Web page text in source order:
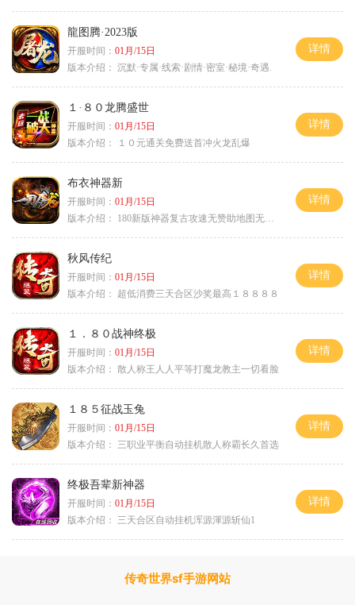
龍图腾·2023版
开服时间： 01月/15日
版本介绍： 沉默·专属·线索·剧情·密室·秘境·奇遇.
详情
１·８０龙腾盛世
开服时间： 01月/15日
版本介绍：
１０元通关免费送首冲火龙乱爆
详情
布衣神器新
开服时间： 01月/15日
版本介绍：
180新版神器复古攻速无赞助地图无排行
详情
秋风传纪
开服时间： 01月/15日
版本介绍：
超低消费三天合区沙奖最高１８８８８
详情
１．８０战神终极
开服时间： 01月/15日
版本介绍： 散人称王人人平等打魔龙教主一切看脸
详情
１８５征战玉兔
开服时间： 01月/15日
版本介绍：
三职业平衡自动挂机散人称霸长久首选
详情
终极吾辈新神器
开服时间： 01月/15日
版本介绍：
三天合区自动挂机浑源渾源斩仙1
详情
传奇世界sf手游网站